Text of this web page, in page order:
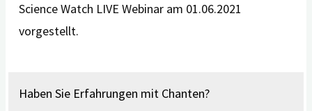
Science Watch LIVE Webinar am 01.06.2021
vorgestellt.
Haben Sie Erfahrungen mit Chanten?